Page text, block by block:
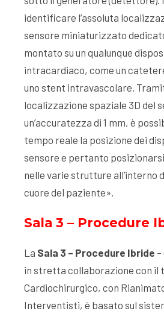
identificare l’assoluta
sensore miniaturizzato
montato su un qualunque
intracardiaco, come un
uno stent intravascolare.
localizzazione spaziale 3D del
un’accuratezza di 1 mm, è
tempo reale la posizione dei
sensore e pertanto
nelle varie strutture all’interno
cuore del paziente».
Sala 3 – Procedure
La Sala 3 – Procedure Ibride
in stretta collaborazione con il
Cardiochirurgico, con
Interventisti, è basato sul